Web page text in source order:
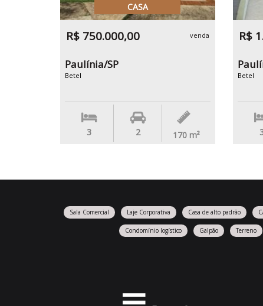
CASA
R$ 750.000,00 venda
Paulínia/SP
Betel
3 2 170 m²
R$
Betel
Sala Comercial Laje Corporativa Casa de alto padrão
Condomínio logístico Galpão Terreno